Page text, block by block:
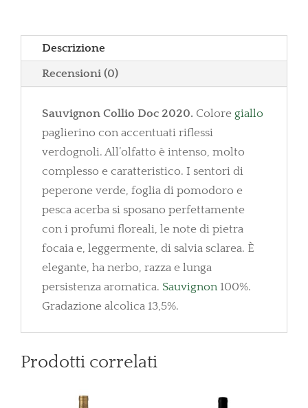
Descrizione
Recensioni (0)
Sauvignon Collio Doc 2020. Colore giallo
paglierino con accentuati riflessi
verdognoli. All’olfatto è intenso, molto
complesso e caratteristico. I sentori di
peperone verde, foglia di pomodoro e
pesca acerba si sposano perfettamente
con i profumi floreali, le note di pietra
focaia e, leggermente, di salvia sclarea. È
elegante, ha nerbo, razza e lunga
persistenza aromatica. Sauvignon 100%.
Gradazione alcolica 13,5%.
Prodotti correlati